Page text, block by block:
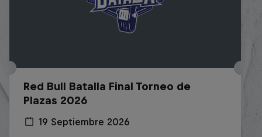
Red Bull Batalla Final Torneo de
Plazas 2026
19 Septiembre 2026